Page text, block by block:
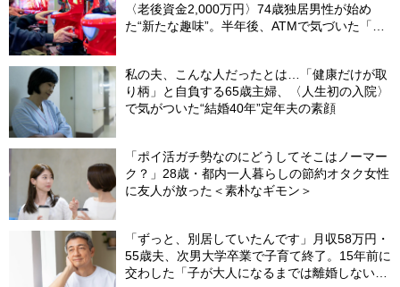
〈老後資金2,000万円〉74歳独居男性が始め
た“新たな趣味”。半年後、ATMで気づいた「異
私の夫、こんな人だったとは…「健康だけが取
り柄」と自負する65歳主婦、〈人生初の入院〉
で気がついた“結婚40年”定年夫の素顔
「ポイ活ガチ勢なのにどうしてそこはノーマー
ク？」28歳・都内一人暮らしの節約オタク女性
に友人が放った＜素朴なギモン＞
「ずっと、別居していたんです」月収58万円・
55歳夫、次男大学卒業で子育て終了。15年前に
交わした「子が大人になるまでは離婚しない」